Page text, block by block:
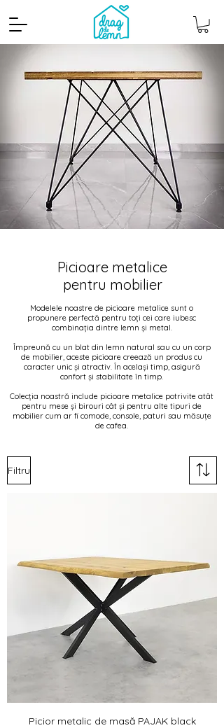
Picioare metalice
pentru mobilier
Modelele noastre de picioare metalice sunt o
propunere perfectă pentru toți cei care iubesc
combinația dintre lemn și metal.
Împreună cu un blat din lemn natural sau cu un corp
de mobilier, aceste picioare creează un produs cu
caracter unic și atractiv. În același timp, asigură
confort și stabilitate în timp.
Colecția noastră include picioare metalice potrivite atât
pentru mese și birouri cât și pentru alte tipuri de
mobilier cum ar fi comode, console, paturi sau măsuțe
de cafea.
Filtru
Picior metalic de masă PAJAK black